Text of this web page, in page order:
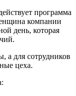
программа
компании
день, которая
а для сотрудников
цеха.